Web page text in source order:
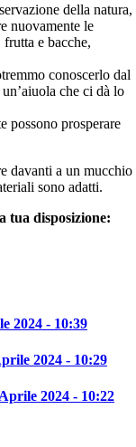
della natura,
nuovamente le
e bacche,
conoscerlo dal
che ci dà lo
possono prosperare
davanti a un mucchio
sono adatti.
tua disposizione:
2024 - 10:39
2024 - 10:29
2024 - 10:22